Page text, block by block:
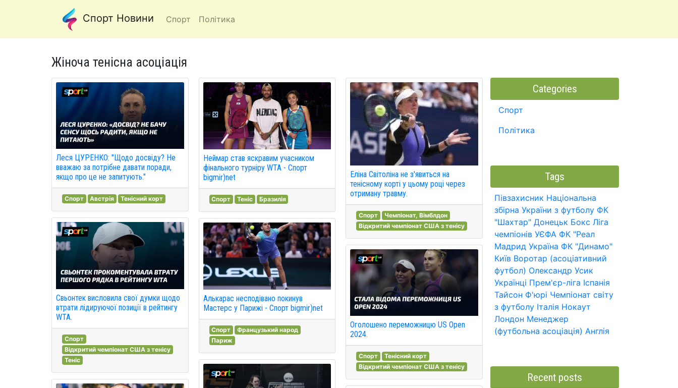
Спорт Новини Спорт Політика
Жіноча тенісна асоціація
Леся ЦУРЕНКО: "Щодо досвіду? Не
вважаю за потрібне давати поради,
якщо про це не запитують."
Спорт Австрія Тенісний корт
Свьонтек висловила свої думки щодо
втрати лідируючої позиції в рейтингу
WTA.
Спорт
Відкритий чемпіонат США з тенісу
Теніс
Неймар став яскравим учасником
фінального турніру WTA - Спорт
bigmir)net
Спорт Теніс Бразилія
Алькарас несподівано покинув
Мастерс у Парижі - Спорт bigmir)net
Спорт
Французький народ
Париж
Еліна Світоліна не з'явиться на
тенісному корті у цьому році через
отриману травму.
Спорт
Чемпіонат, Вімблдон
Відкритий чемпіонат США з тенісу
Оголошено переможницю US Open
2024.
Спорт
Тенісний корт
Відкритий чемпіонат США з тенісу
Categories
Спорт
Політика
Tags
Півзахисник Національна
збірна України з футболу ФК
"Шахтар" Донецьк Бокс Ліга
чемпіонів УЄФА ФК "Реал
Мадрид Україна ФК "Динамо"
Київ Воротар (асоціативний
футбол) Олександр Усик
Українці Прем'єр-ліга Іспанія
Тайсон Ф'юрі Чемпіонат світу
з футболу Італія Нокаут
Лондон Менеджер
(футбольна асоціація) Англія
Recent posts